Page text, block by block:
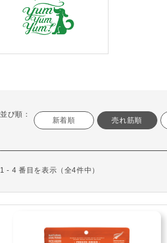
並び順：
新着順 売れ筋順
1 - 4 番目を表示（全4件中）